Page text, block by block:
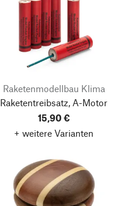
Raketenmodellbau Klima
Raketentreibsatz, A-Motor
15,90 €
+ weitere Varianten